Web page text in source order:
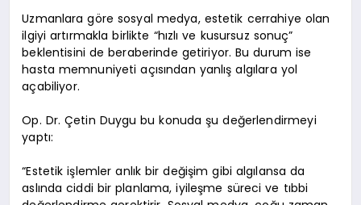
Uzmanlara göre sosyal medya, estetik cerrahiye olan
ilgiyi artırmakla birlikte “hızlı ve kusursuz sonuç”
beklentisini de beraberinde getiriyor. Bu durum ise
hasta memnuniyeti açısından yanlış algılara yol
açabiliyor.
Op. Dr. Çetin Duygu bu konuda şu değerlendirmeyi
yaptı:
“Estetik işlemler anlık bir değişim gibi algılansa da
aslında ciddi bir planlama, iyileşme süreci ve tıbbi